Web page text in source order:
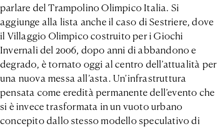
parlare del Trampolino Olimpico Italia. Si
aggiunge alla lista anche il caso di Sestriere, dove
il Villaggio Olimpico costruito per i Giochi
Invernali del 2006, dopo anni di abbandono e
degrado, è tornato oggi al centro dell’attualità per
una nuova messa all’asta. Un’infrastruttura
pensata come eredità permanente dell’evento che
si è invece trasformata in un vuoto urbano
concepito dallo stesso modello speculativo di